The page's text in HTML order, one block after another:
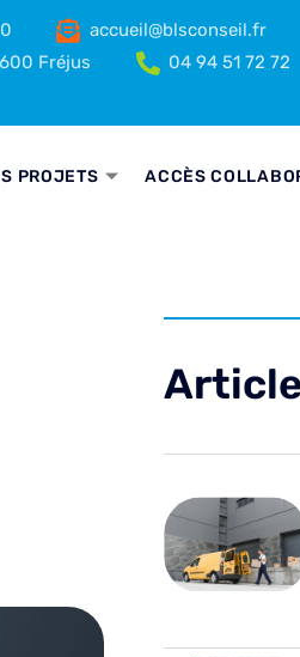
accueil@blsconseil.fr
Fréjus
04 94 51 72 72
PROJETS ACCÈS